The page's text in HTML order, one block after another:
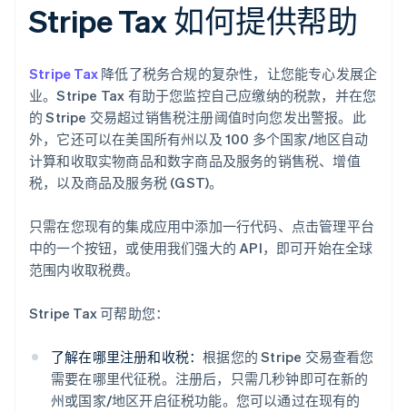
Stripe Tax 如何提供帮助
Stripe Tax 降低了税务合规的复杂性，让您能专心发展企
业。Stripe Tax 有助于您监控自己应缴纳的税款，并在您
的 Stripe 交易超过销售税注册阈值时向您发出警报。此
外，它还可以在美国所有州以及 100 多个国家/地区自动
计算和收取实物商品和数字商品及服务的销售税、增值
税，以及商品及服务税 (GST)。
只需在您现有的集成应用中添加一行代码、点击管理平台
中的一个按钮，或使用我们强大的 API，即可开始在全球
范围内收取税费。
Stripe Tax 可帮助您：
了解在哪里注册和收税：根据您的 Stripe 交易查看您
需要在哪里代征税。注册后，只需几秒钟即可在新的
州或国家/地区开启征税功能。您可以通过在现有的